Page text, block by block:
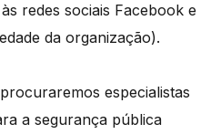
redes sociais Facebook e
da organização).
especialistas
a segurança pública